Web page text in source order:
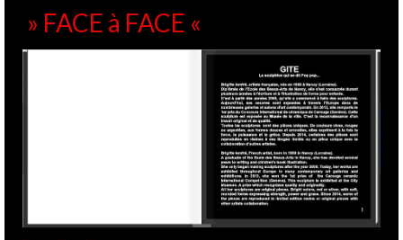
» FACE à FACE «